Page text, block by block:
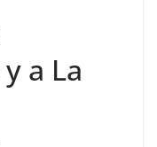
a La